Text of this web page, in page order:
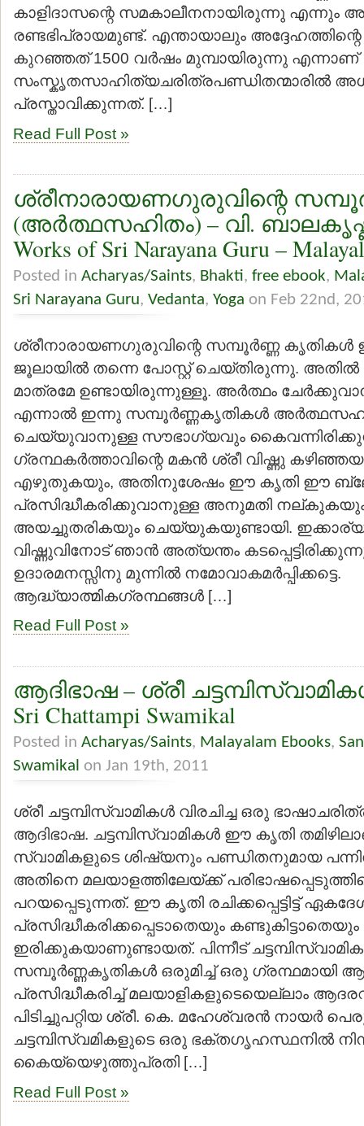
കാളിദാസന്റെ സമകാലീനനായിരുന്നു എന്നും
രണ്ടഭിപ്രായമുണ്ട്. എന്തായാലും
കുറഞ്ഞത് 1500 വര്‍ഷം മുമ്പായിരുന്നു എന്നാണ്
സംസ്കൃതസാഹിത്യചരിത്രപണ്ഡിതന്മാരില്‍
പ്രസ്താവിക്കുന്നത്. […]
Read Full Post »
ശ്രീനാരായണഗുരുവിന്റെ
(അര്‍ത്ഥസഹിതം) – വി.
Works of Sri Narayana Guru –
Posted in Acharyas/Saints, Bhakti, free ebook,
Sri Narayana Guru, Vedanta, Yoga on Feb 22nd,
ശ്രീനാരായണഗുരുവിന്റെ സമ്പൂര്‍ണ്ണ കൃതികള്‍
ജൂലായില്‍ തന്നെ പോസ്റ്റ് ചെയ്തിരുന്നു.
മാത്രമേ ഉണ്ടായിരുന്നുള്ളൂ. അര്‍ത്ഥം
എന്നാല്‍ ഇന്നു സമ്പൂര്‍ണ്ണകൃതികള്‍
ചെയ്യുവാനുള്ള സൗഭാഗ്യവും
ഗ്രന്ഥകര്‍ത്താവിന്റെ മകന്‍ ശ്രീ വിഷ്ണു
എഴുതുകയും, അതിനുശേഷം ഈ കൃതി ഈ
പ്രസിദ്ധീകരിക്കുവാനുള്ള അനുമതി
അയച്ചുതരികയും ചെയ്യുകയുണ്ടായി.
വിഷ്ണുവിനോട് ഞാന്‍ അത്യന്തം
ഉദാരമനസ്സിനു മുന്നില്‍ നമോവാകമര്‍പ്പിക്കട്ടെ.
ആദ്ധ്യാത്മികഗ്രന്ഥങ്ങള്‍ […]
Read Full Post »
ആദിഭാഷ – ശ്രീ ചട്ടമ്പിസ്വാമികള്‍
Sri Chattampi Swamikal
Posted in Acharyas/Saints, Malayalam Ebooks,
Swamikal on Jan 19th, 2011
ശ്രീ ചട്ടമ്പിസ്വാമികള്‍ വിരചിച്ച ഒരു
ആദിഭാഷ. ചട്ടമ്പിസ്വാമികള്‍ ഈ കൃതി
സ്വാമികളുടെ ശിഷ്യനും പണ്ഡിതനുമായ
അതിനെ മലയാളത്തിലേയ്ക്ക്
പറയപ്പെടുന്നത്. ഈ കൃതി രചിക്കപ്പെട്ടിട്ട്
പ്രസിദ്ധീകരിക്കപ്പെടാതെയും കണ്ടുകിട്ടാതെയും
ഇരിക്കുകയാണുണ്ടായത്. പിന്നീട്
സമ്പൂര്‍ണ്ണകൃതികള്‍ ഒരുമിച്ച് ഒരു ഗ്രന്ഥമായി
പ്രസിദ്ധീകരിച്ച് മലയാളികളുടെയെല്ലാം
പിടിച്ചുപറ്റിയ ശ്രീ. കെ. മഹേശ്വരന്‍ നായര്‍
ചട്ടമ്പിസ്വമികളുടെ ഒരു ഭക്തഗൃഹസ്ഥനില്‍
കൈയ്യെഴുത്തുപ്രതി […]
Read Full Post »